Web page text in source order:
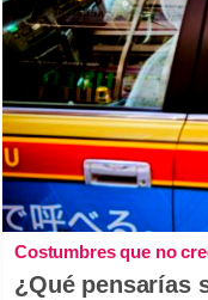
Costumbres que no
¿Qué pensarías